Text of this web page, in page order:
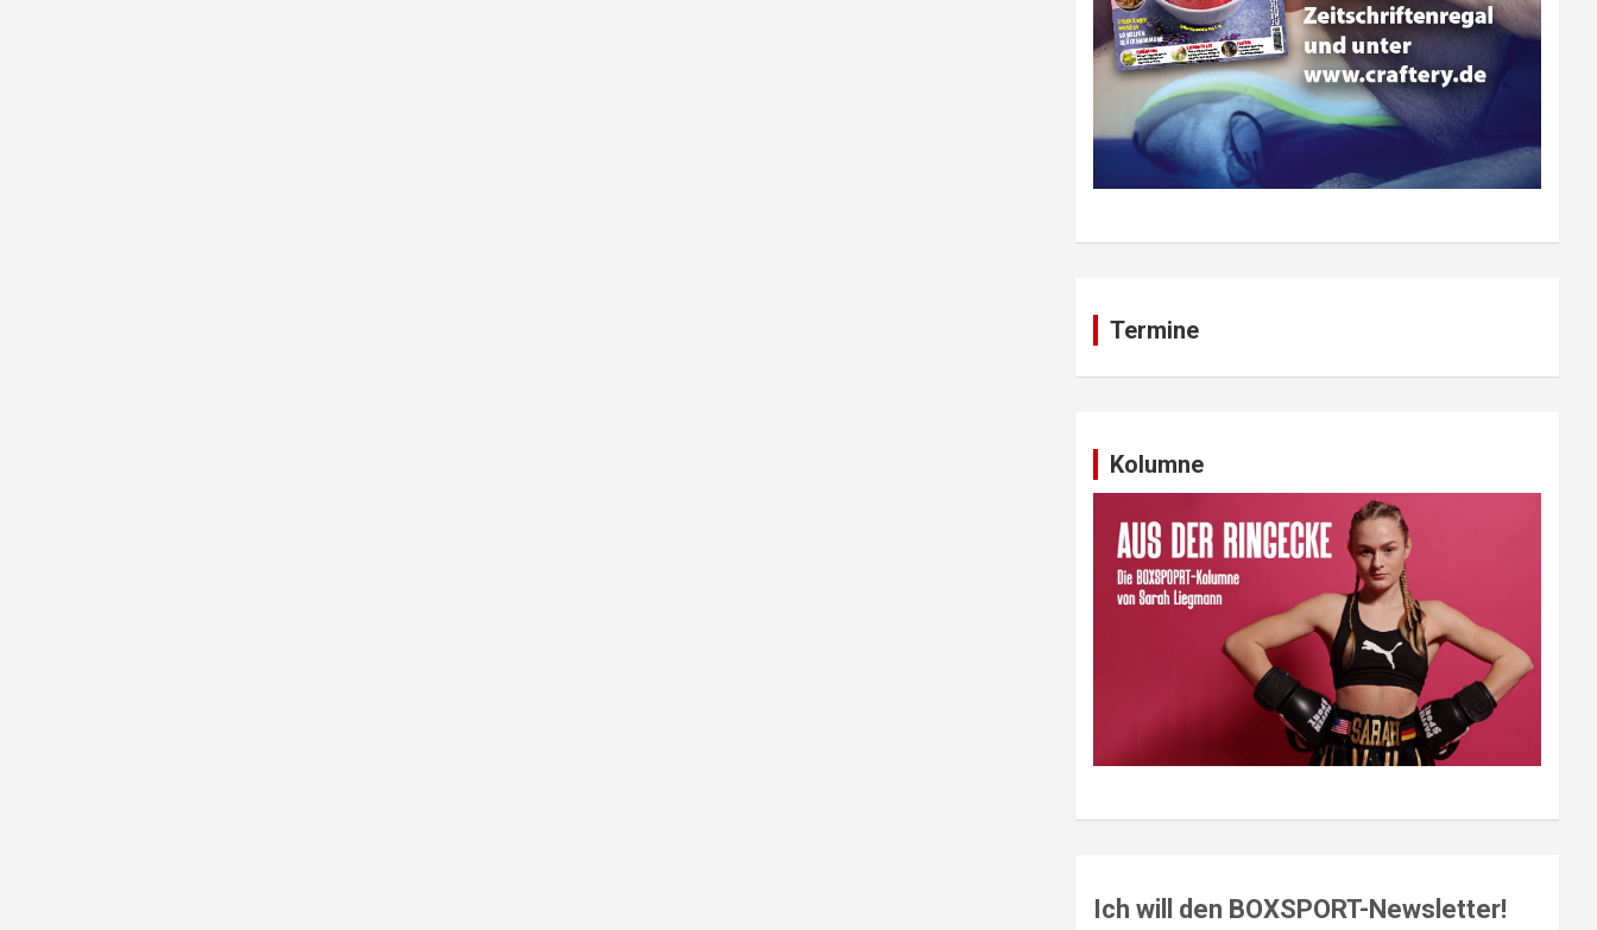
Termine
Kolumne
Ich will den BOXSPORT-Newsletter!